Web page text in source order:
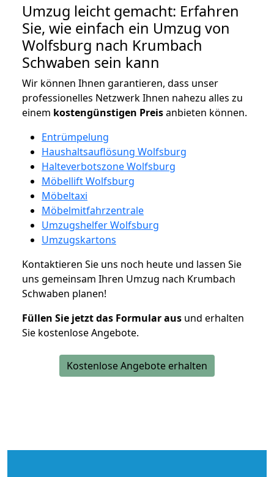
Umzug leicht gemacht: Erfahren
Sie, wie einfach ein Umzug von
Wolfsburg nach Krumbach
Schwaben sein kann
Wir können Ihnen garantieren, dass unser
professionelles Netzwerk Ihnen nahezu alles zu
einem kostengünstigen Preisanbieten können.
Entrümpelung
Haushaltsauflösung Wolfsburg
Halteverbotszone Wolfsburg
Möbellift Wolfsburg
Möbeltaxi
Möbelmitfahrzentrale
Umzugshelfer Wolfsburg
Umzugskartons
Kontaktieren Sie uns noch heute und lassen Sie
uns gemeinsam Ihren Umzug nach Krumbach
Schwaben planen!
Füllen Sie jetzt das Formular aus und erhalten
Sie kostenlose Angebote.
Kostenlose Angebote erhalten